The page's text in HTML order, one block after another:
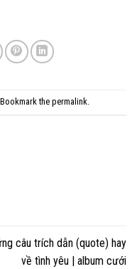
the permalink.
câu trích dẫn (quote) hay
về tình yêu | album cưới